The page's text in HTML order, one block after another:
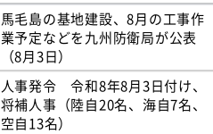
馬毛島の基地建設、8月の工事作
業予定などを九州防衛局が公表
（8月3日）
人事発令 令和8年8月3日付け、
将補人事（陸自20名、海自7名、
空自13名）